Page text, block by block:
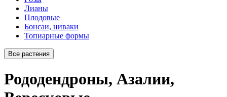
Лианы
Плодовые
Бонсаи, ниваки
Топиарные формы
Все растения
Рододендроны, Азалии,